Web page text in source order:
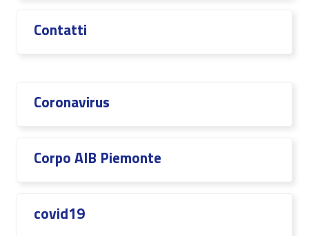
Contatti
Coronavirus
Corpo AIB Piemonte
covid19